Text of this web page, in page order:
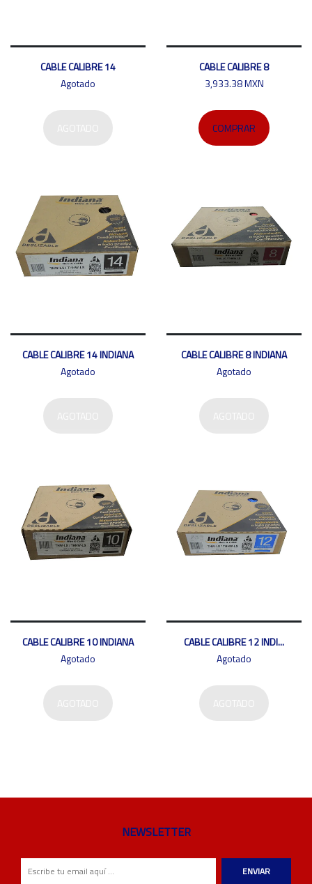
CABLE CALIBRE 14
Agotado
CABLE CALIBRE 8
3,933.38 MXN
COMPRAR
CABLE CALIBRE 14 INDIANA
Agotado
CABLE CALIBRE 8 INDIANA
Agotado
CABLE CALIBRE 10 INDIANA
Agotado
CABLE CALIBRE 12 INDI...
Agotado
NEWSLETTER
ENVIAR